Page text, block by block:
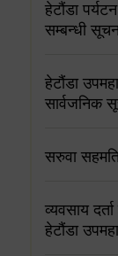
हेटौंडा
सम्बन्धी
हेटौंडा
सार्वजनिक
सरुवा
व्यवसाय
हेटौंडा